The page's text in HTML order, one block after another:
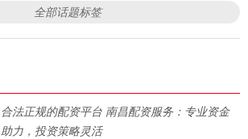
全部话题标签
合法正规的配资平台 南昌配资服务：专业资金
助力，投资策略灵活